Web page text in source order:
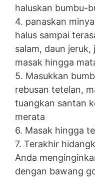
haluskan bumbu-
4. panaskan
halus sampai
salam, daun jeruk,
masak hingga
5. Masukkan
rebusan tetelan,
tuangkan santan
merata
6. Masak hingga
7. Terakhir
Anda
dengan bawang